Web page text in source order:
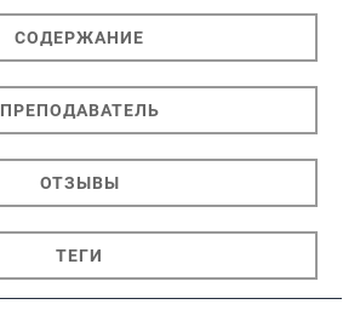
СОДЕРЖАНИЕ
ПРЕПОДАВАТЕЛЬ
ОТЗЫВЫ
ТЕГИ